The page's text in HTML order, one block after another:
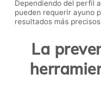
Dependiendo del perfil
pueden requerir ayuno
resultados más
La